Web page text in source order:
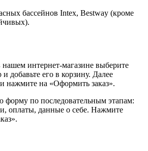
бассейнов Intex, Bestway (кроме
интернет-магазине выберите
добавьте его в корзину. Далее
нажмите на «Оформить заказ».
форму по последовательным этапам:
оплаты, данные о себе. Нажмите